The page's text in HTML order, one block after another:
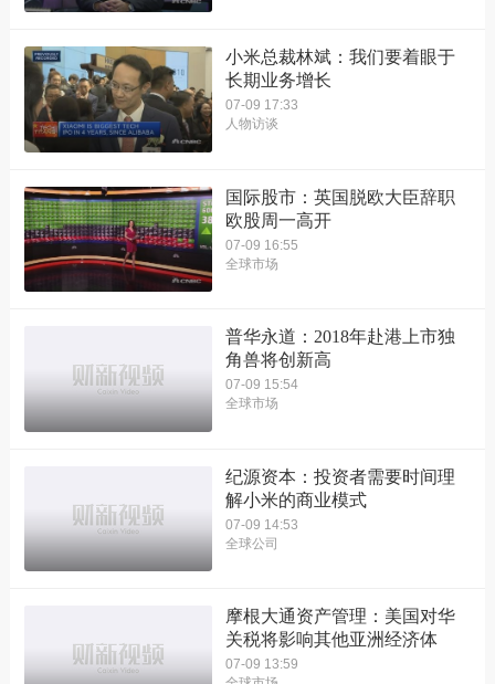
小米总裁林斌：我们要着眼于
长期业务增长
07-09 17:33
人物访谈
国际股市：英国脱欧大臣辞职
欧股周一高开
07-09 16:55
全球市场
普华永道：2018年赴港上市独
角兽将创新高
07-09 15:54
全球市场
纪源资本：投资者需要时间理
解小米的商业模式
07-09 14:53
全球公司
摩根大通资产管理：美国对华
关税将影响其他亚洲经济体
07-09 13:59